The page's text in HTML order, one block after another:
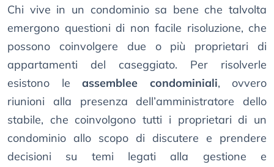
Chi vive in un condominio sa bene che talvolta
emergono questioni di non facile risoluzione, che
possono coinvolgere due o più proprietari di
appartamenti del caseggiato. Per risolverle
esistono le assemblee condominiali, ovvero
riunioni alla presenza dell’amministratore dello
stabile, che coinvolgono tutti i proprietari di un
condominio allo scopo di discutere e prendere
decisioni su temi legati alla gestione e